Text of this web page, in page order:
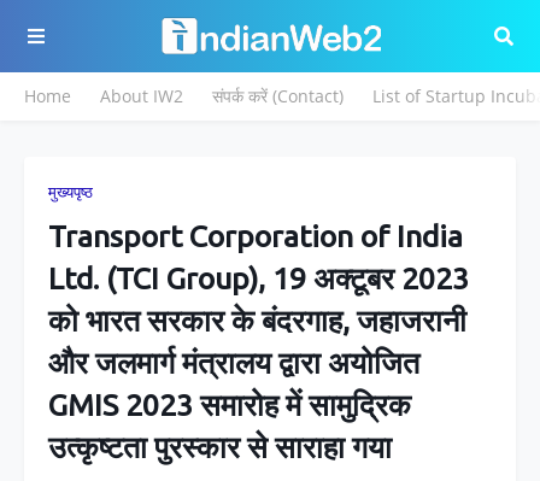
Home About IW2 संपर्क करें (Contact) List of Startup
मुख्यपृष्ठ
Transport Corporation of India
Ltd. (TCI Group), 19 अक्टूबर 2023
को भारत सरकार के बंदरगाह, जहाजरानी
और जलमार्ग मंत्रालय द्वारा अयोजित
GMIS 2023 समारोह में सामुद्रिक
उत्कृष्टता पुरस्कार से साराहा गया